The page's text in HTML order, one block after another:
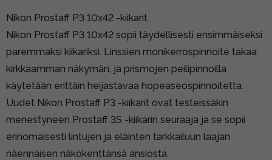
Nikon Prostaff P3 10x42 -kiikarit
Nikon Prostaff P3 10x42 sopii täydellisesti ensimmäiseksi
paremmaksi kiikariksi. Linssien monikerrospinnoite takaa
kirkkaamman näkymän, ja prismojen peilipinnoilla
käytetään erittäin heijastavaa hopeaseospinnoitetta.
Uudet Nikon Prostaff P3 -kiikarit ovat testeissäkin
menestyneen Prostaff 3S -kiikarin seuraaja ja se sopii
erinomaisesti lintujen ja eläinten tarkkailuun laajan
näennäisen näkökenttänsä ansiosta.